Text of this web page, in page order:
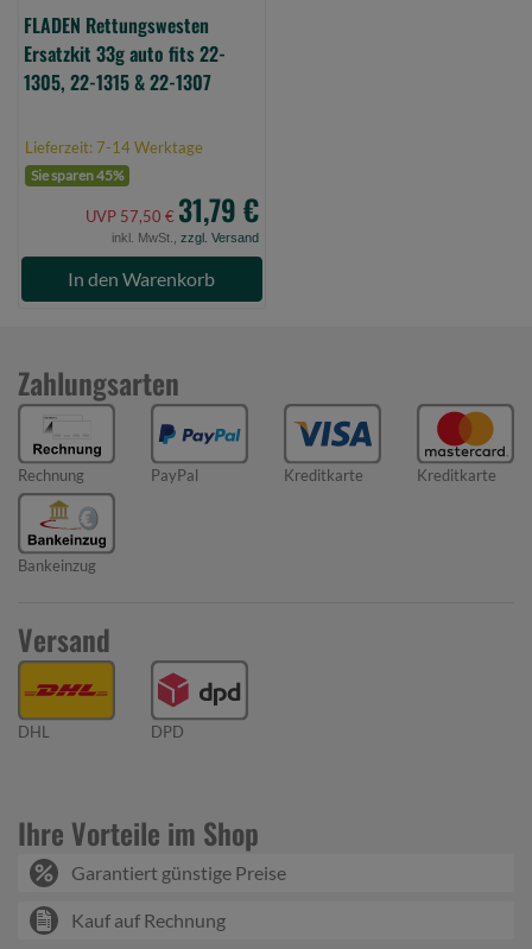
&
22-
1307
FLADEN Rettungswesten
Ersatzkit 33g auto fits 22-
1305, 22-1315 & 22-1307
Lieferzeit: 7-14 Werktage
Sie sparen 45%
UVP 57,50 € 31,79 €
inkl. MwSt., zzgl. Versand
In den Warenkorb
Zahlungsarten
Rechnung PayPal Kreditkarte Kreditkarte
Bankeinzug
Versand
DHL DPD
Ihre Vorteile im Shop
Garantiert günstige Preise
Kauf auf Rechnung